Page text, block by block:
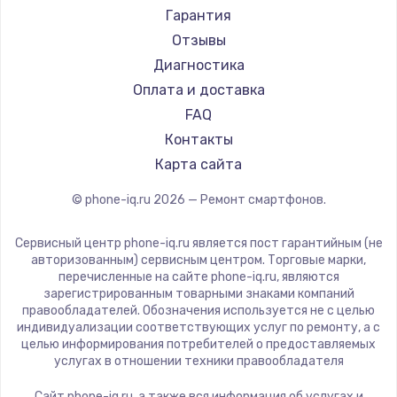
Ремонт смартфонов Acer
Ремонт смартфонов HP
Ремонт смартфонов Poco
Ремонт смартфонов HTC
Ремонт смартфонов Blackmagic
Ремонт смартфонов Nothing
Ремонт смартфонов iQOO
Irbis
Kyocera
LeEco
OnePlus
teXet
Motorola
Prestigio
Elephone
BlackView
Google
Vertu
Tp-Link
Гарантия
Отзывы
Диагностика
Оплата и доставка
FAQ
Контакты
Карта сайта
© phone-iq.ru 2026 — Ремонт смартфонов.
Сервисный центр phone-iq.ru является пост гарантийным (не
авторизованным) сервисным центром. Торговые марки,
перечисленные на сайте phone-iq.ru, являются
зарегистрированным товарными знаками компаний
правообладателей. Обозначения используется не с целью
индивидуализации соответствующих услуг по ремонту, а с
целью информирования потребителей о предоставляемых
услугах в отношении техники правообладателя